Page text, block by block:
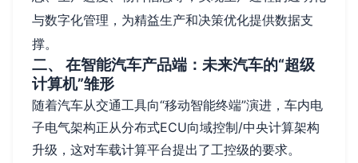
与数字化管理，为精益生产和决策优化提供数据支
撑。
二、 在智能汽车产品端：未来汽车的“超级
计算机”雏形
随着汽车从交通工具向“移动智能终端”演进，车内电
子电气架构正从分布式ECU向域控制/中央计算架构
升级，这对车载计算平台提出了工控级的要求。